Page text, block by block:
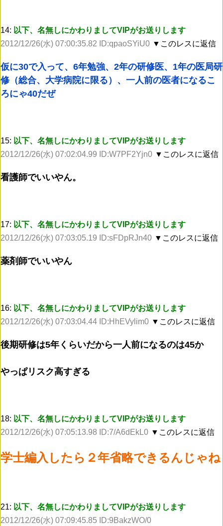
14: 以下、名無しにかわりましてVIPがお送りします
2012/12/26(水) 07:00:35.82 ID:qpaoSYiU0 ▼このレスに返信
仮に30で入って、6年勉強、2年の研修医、1年の医局研
修（総合、大学病院に限る）、一人前の医者になるこ
ろにゃ40だぜ
15: 以下、名無しにかわりましてVIPがお送りします
2012/12/26(水) 07:02:04.99 ID:W7PF2Yjn0 ▼このレスに返信
看護師でいいやん。
17: 以下、名無しにかわりましてVIPがお送りします
2012/12/26(水) 07:03:05.19 ID:sFDpRJn40 ▼このレスに返信
薬剤師でいいやん
16: 以下、名無しにかわりましてVIPがお送りします
2012/12/26(水) 07:03:04.44 ID:HhEVylim0 ▼このレスに返信
後期研修は5年くらいだから一人前になるのは45か
やっぱリスク高すぎる
18: 以下、名無しにかわりましてVIPがお送りします
2012/12/26(水) 07:05:13.98 ID:7/A6dEkL0 ▼このレスに返信
学士編入したら２年省略できるんじゃね
21: 以下、名無しにかわりましてVIPがお送りします
2012/12/26(水) 07:09:45.85 ID:9BakzWO/0